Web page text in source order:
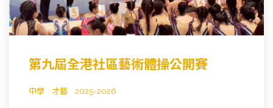
第九屆全港社區藝術體操公開賽
中學 才藝 2025-2026